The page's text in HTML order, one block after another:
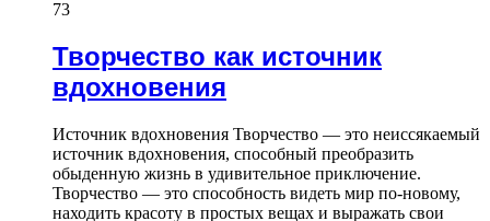
73
Творчество как источник
вдохновения
Источник вдохновения Творчество — это неиссякаемый
источник вдохновения, способный преобразить
обыденную жизнь в удивительное приключение.
Творчество — это способность видеть мир по-новому,
находить красоту в простых вещах и выражать свои